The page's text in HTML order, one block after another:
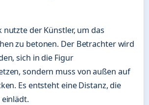
nutzte der Künstler, um das
zu betonen. Der Betrachter wird
sich in die Figur
sondern muss von außen auf
Es entsteht eine Distanz, die